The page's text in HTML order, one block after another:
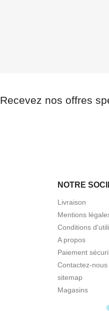
Recevez nos offres
NOTRE
Livraison
Mentions
Conditions
A propos
Paiement
Contactez-nous
sitemap
Magasins